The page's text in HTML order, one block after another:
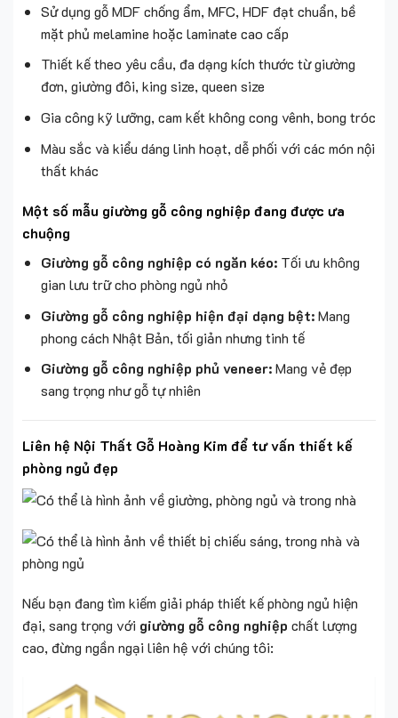
Sử dụng gỗ MDF chống ẩm, MFC, HDF đạt chuẩn, bề
mặt phủ melamine hoặc laminate cao cấp
Thiết kế theo yêu cầu, đa dạng kích thước từ giường
đơn, giường đôi, king size, queen size
Gia công kỹ lưỡng, cam kết không cong vênh, bong tróc
Màu sắc và kiểu dáng linh hoạt, dễ phối với các món nội
thất khác
Một số mẫu giường gỗ công nghiệp đang được ưa
chuộng
Giường gỗ công nghiệp có ngăn kéo:Tối ưu không
gian lưu trữ cho phòng ngủ nhỏ
Giường gỗ công nghiệp hiện đại dạng bệt:Mang
phong cách Nhật Bản, tối giản nhưng tinh tế
Giường gỗ công nghiệp phủ veneer:Mang vẻ đẹp
sang trọng như gỗ tự nhiên
Liên hệ Nội Thất Gỗ Hoàng Kim để tư vấn thiết kế
phòng ngủ đẹp
Nếu bạn đang tìm kiếm giải pháp thiết kế phòng ngủ hiện
đại, sang trọng với giường gỗ công nghiệp chất lượng
cao, đừng ngần ngại liên hệ với chúng tôi: